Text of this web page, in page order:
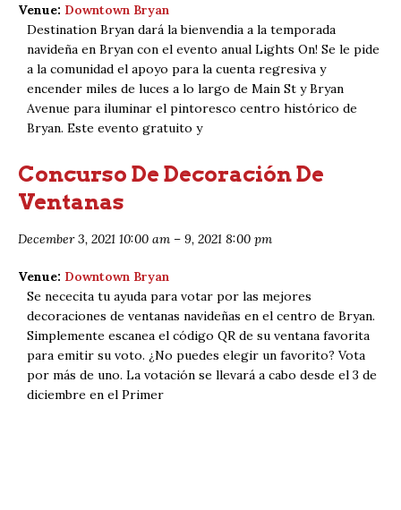
Venue: Downtown Bryan
Destination Bryan dará la bienvendia a la temporada
navideña en Bryan con el evento anual Lights On! Se le pide
a la comunidad el apoyo para la cuenta regresiva y
encender miles de luces a lo largo de Main St y Bryan
Avenue para iluminar el pintoresco centro histórico de
Bryan. Este evento gratuito y
Concurso De Decoración De
Ventanas
December 3, 2021 10:00 am – 9, 2021 8:00 pm
Venue: Downtown Bryan
Se nececita tu ayuda para votar por las mejores
decoraciones de ventanas navideñas en el centro de Bryan.
Simplemente escanea el código QR de su ventana favorita
para emitir su voto. ¿No puedes elegir un favorito? Vota
por más de uno. La votación se llevará a cabo desde el 3 de
diciembre en el Primer